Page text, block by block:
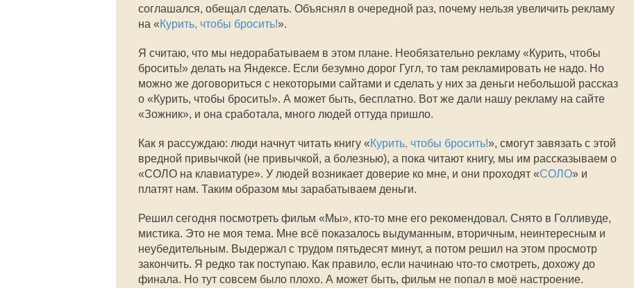
соглашался, обещал сделать. Объяснял в очередной раз, почему нельзя увеличить рекламу
на «Курить, чтобы бросить!».
Я считаю, что мы недорабатываем в этом плане. Необязательно рекламу «Курить, чтобы
бросить!» делать на Яндексе. Если безумно дорог Гугл, то там рекламировать не надо. Но
можно же договориться с некоторыми сайтами и сделать у них за деньги небольшой рассказ
о «Курить, чтобы бросить!». А может быть, бесплатно. Вот же дали нашу рекламу на сайте
«Зожник», и она сработала, много людей оттуда пришло.
Как я рассуждаю: люди начнут читать книгу «Курить, чтобы бросить!», смогут завязать с этой
вредной привычкой (не привычкой, а болезнью), а пока читают книгу, мы им рассказываем о
«СОЛО на клавиатуре». У людей возникает доверие ко мне, и они проходят «СОЛО» и
платят нам. Таким образом мы зарабатываем деньги.
Решил сегодня посмотреть фильм «Мы», кто-то мне его рекомендовал. Снято в Голливуде,
мистика. Это не моя тема. Мне всё показалось выдуманным, вторичным, неинтересным и
неубедительным. Выдержал с трудом пятьдесят минут, а потом решил на этом просмотр
закончить. Я редко так поступаю. Как правило, если начинаю что-то смотреть, дохожу до
финала. Но тут совсем было плохо. А может быть, фильм не попал в моё настроение.